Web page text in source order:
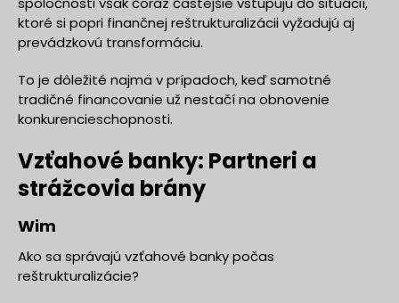
ktoré si popri finančnej reštrukturalizácii vyžadujú aj
prevádzkovú transformáciu.
To je dôležité najmä v prípadoch, keď samotné
tradičné financovanie už nestačí na obnovenie
konkurencieschopnosti.
Vzťahové banky: Partneri a
strážcovia brány
Wim
Ako sa správajú vzťahové banky počas
reštrukturalizácie?